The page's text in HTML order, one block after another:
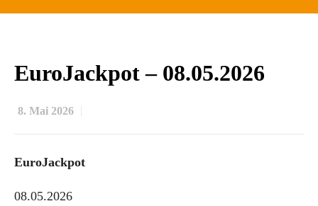
EuroJackpot – 08.05.2026
8. Mai 2026
EuroJackpot
08.05.2026